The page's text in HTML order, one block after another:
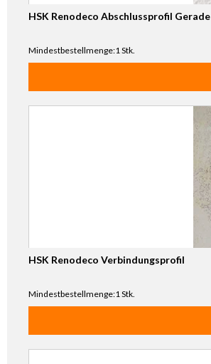
HSK Renodeco Abschlussprofil Gerade
Mindestbestellmenge:1 Stk.
HSK Renodeco Verbindungsprofil
Mindestbestellmenge:1 Stk.